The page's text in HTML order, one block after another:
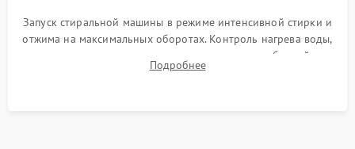
Запуск стиральной машины в режиме интенсивной стирки и
отжима на максимальных оборотах. Контроль нагрева воды,
корректности слива, отсутствия излишних вибраций,
посторонних стуков и протечек под корпусом.
Подробнее